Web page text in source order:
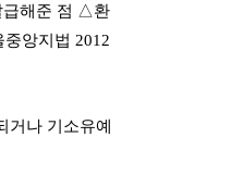
급해준 점 △환
앙지법 2012
나 기소유예